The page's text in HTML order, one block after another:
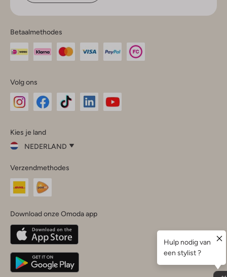
Betaalmethodes
Volg ons
InstagramFacebook
Kies je land
NEDERLAND
je
land
Nederland
Belgique(Français)
Deutschland
Verzendmethodes
Download onze Omoda app